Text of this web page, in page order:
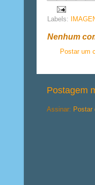
Labels:
Nenhum
Postar um
Postagem
Assinar: Postar